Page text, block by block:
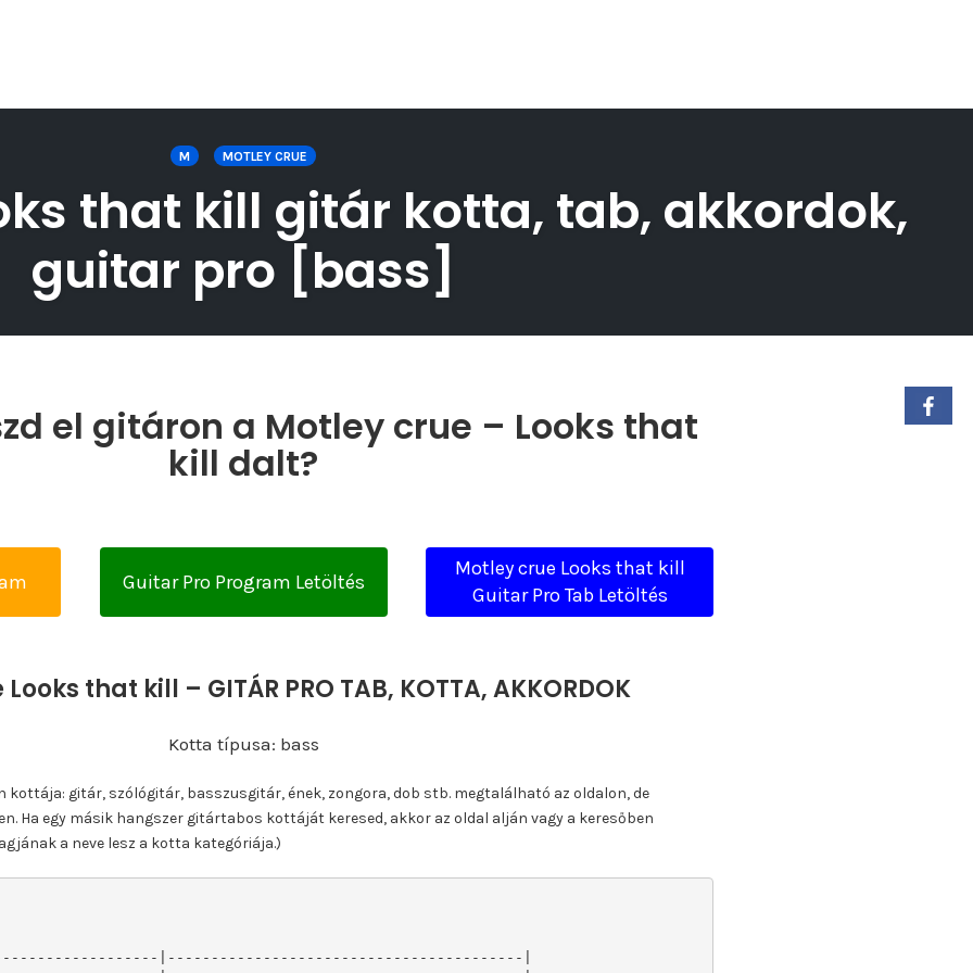
M MOTLEY CRUE
that kill gitár kotta, tab, akkordok,
guitar pro [bass]
el gitáron a Motley crue – Looks that
kill dalt?
Guitar Pro Program Letöltés
Motley crue Looks that kill
Guitar Pro Tab Letöltés
that kill – GITÁR PRO TAB, KOTTA, AKKORDOK
Kotta típusa: bass
kottája: gitár, szólógitár, basszusgitár, ének, zongora, dob stb. megtalálható az oldalon, de
Ha egy másik hangszer gitártabos kottáját keresed, akkor az oldal alján vagy a keresőben
a neve lesz a kotta kategóriája.)